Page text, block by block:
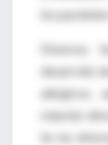
los
Diversos
desarrollo
alérgicos,
relación
Se ha